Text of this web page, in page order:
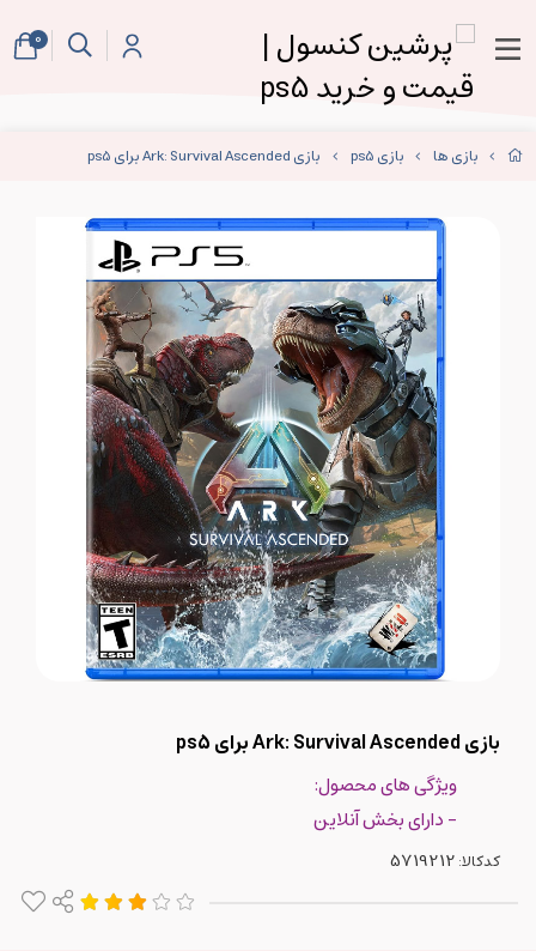
بازی ها بازی ps5 بازی Ark: Survival Ascended برای ps5
بازی Ark: Survival Ascended برای ps5
ویژگی های محصول:
- دارای بخش آنلاین
کدکالا:
0